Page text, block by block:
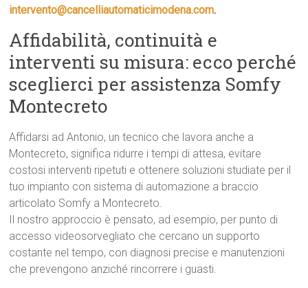
intervento@cancelliautomaticimodena.com.
Affidabilità, continuità e
interventi su misura: ecco perché
sceglierci per assistenza Somfy
Montecreto
Affidarsi ad Antonio, un tecnico che lavora anche a
Montecreto, significa ridurre i tempi di attesa, evitare
costosi interventi ripetuti e ottenere soluzioni studiate per il
tuo impianto con sistema di automazione a braccio
articolato Somfy a Montecreto.
Il nostro approccio è pensato, ad esempio, per punto di
accesso videosorvegliato che cercano un supporto
costante nel tempo, con diagnosi precise e manutenzioni
che prevengono anziché rincorrere i guasti.